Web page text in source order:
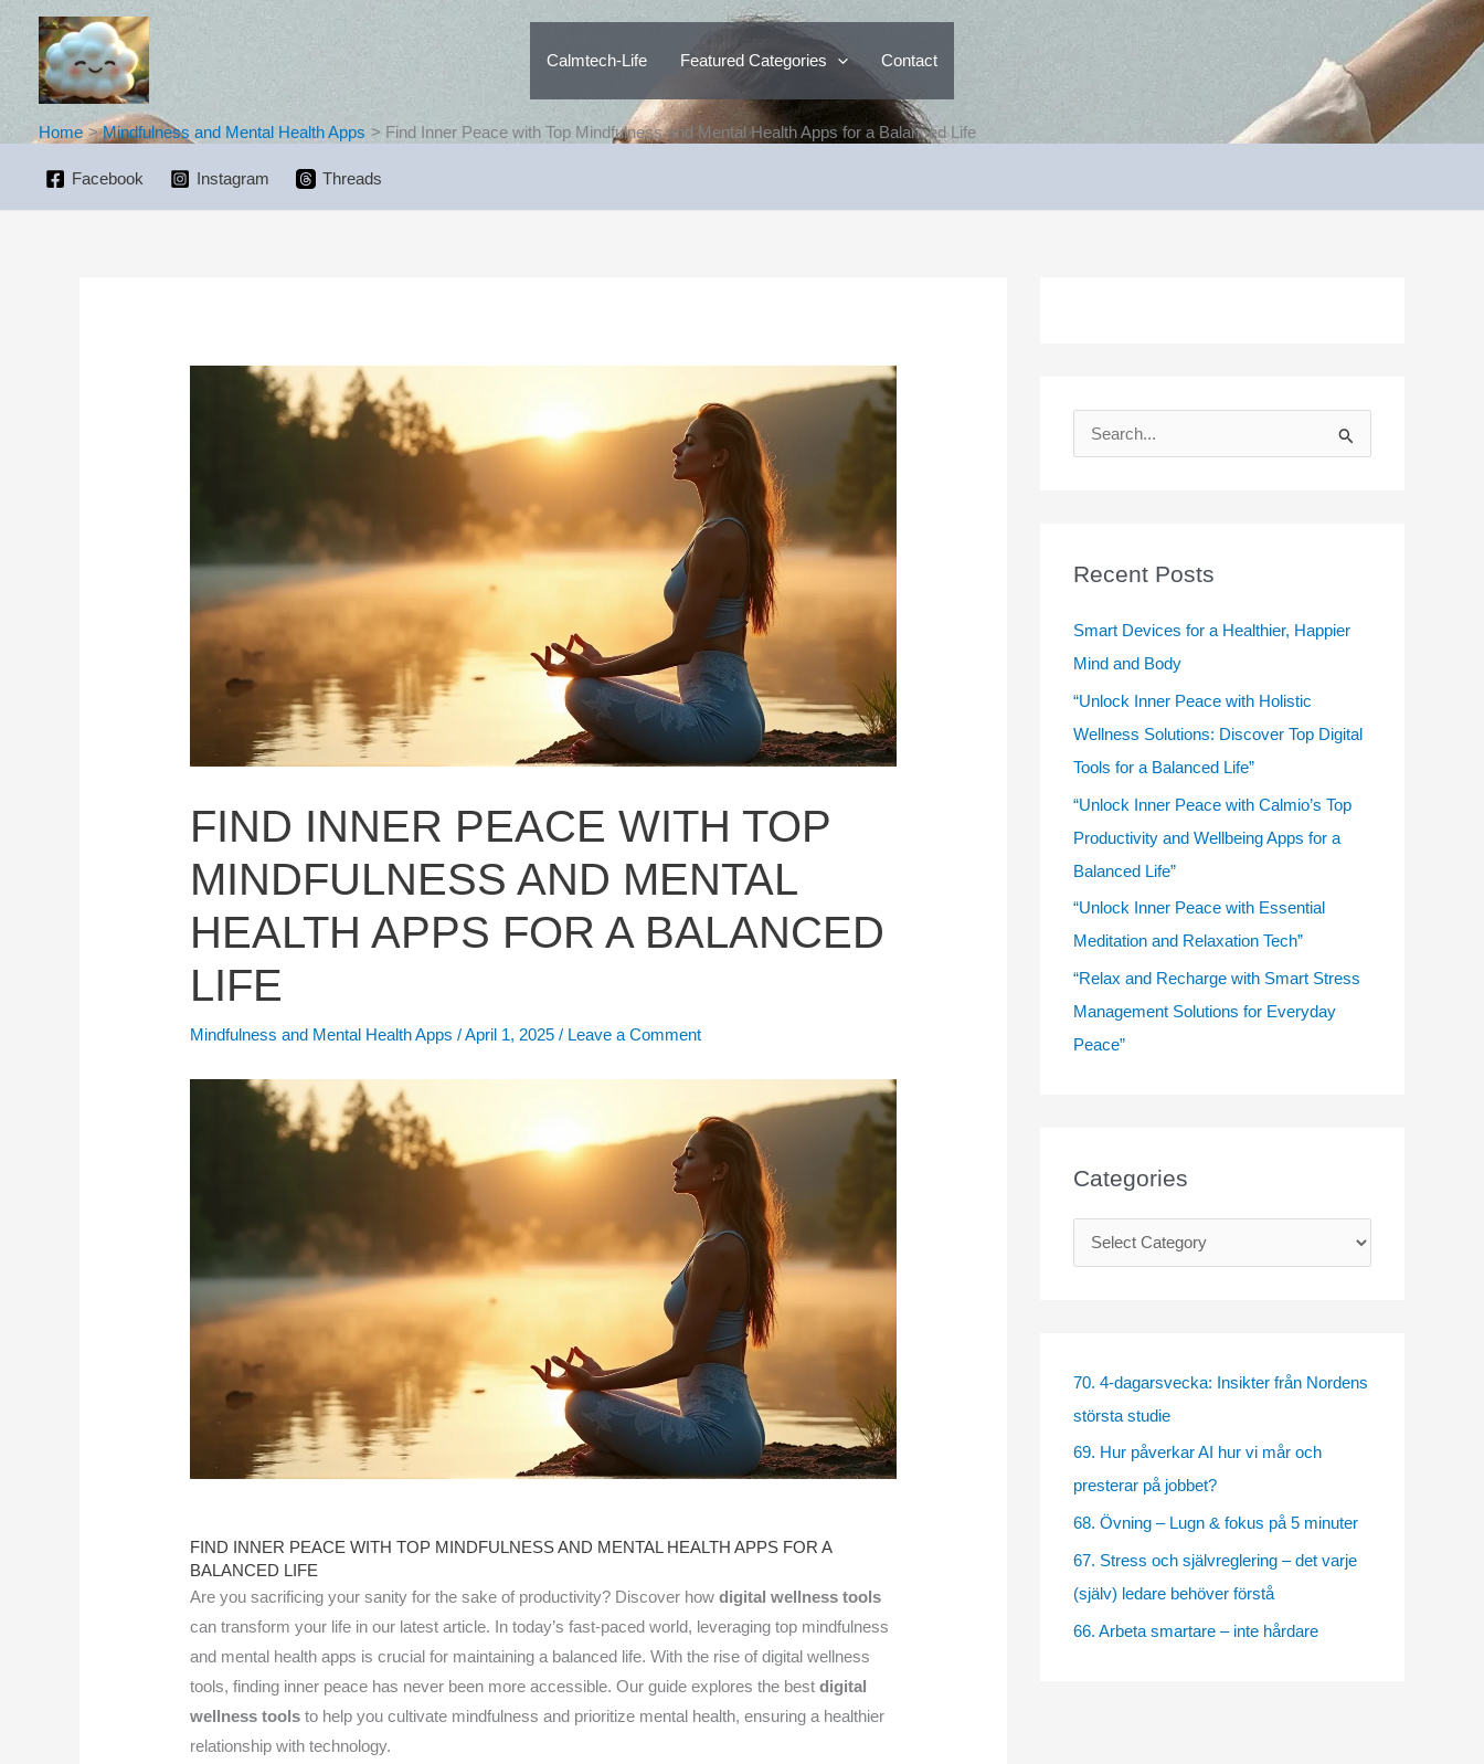
content
Calmtech-Life Featured Categories Contact
Home Mindfulness and Mental Health Apps Find Inner Peace with Top Mindfulness and Mental Health Apps for a Balanced Life
Facebook Instagram Threads
FIND INNER PEACE WITH TOP
MINDFULNESS AND MENTAL
HEALTH APPS FOR A BALANCED
LIFE
Mindfulness and Mental Health Apps /April 1, 2025/ Leave a Comment
FIND INNER PEACE WITH TOP MINDFULNESS AND MENTAL HEALTH APPS FOR A
BALANCED LIFE
Are you sacrificing your sanity for the sake of productivity? Discover howdigital wellness tools
can transform your life in our latest article. In today’s fast-paced world, leveraging top mindfulness
and mental health apps is crucial for maintaining a balanced life. With the rise of digital wellness
tools, finding inner peace has never been more accessible. Our guide explores the bestdigital
wellness tools to help you cultivate mindfulness and prioritize mental health, ensuring a healthier
relationship with technology.
e
f
o
Recent Posts
Smart Devices for a Healthier, Happier
Mind and Body
“Unlock Inner Peace with Holistic
Wellness Solutions: Discover Top Digital
Tools for a Balanced Life”
“Unlock Inner Peace with Calmio’s Top
Productivity and Wellbeing Apps for a
Balanced Life”
“Unlock Inner Peace with Essential
Meditation and Relaxation Tech”
“Relax and Recharge with Smart Stress
Management Solutions for Everyday
Peace”
Categories
a
e
s
70. 4-dagarsvecka: Insikter från Nordens
största studie
69. Hur påverkar AI hur vi mår och
presterar på jobbet?
68. Övning – Lugn & fokus på 5 minuter
67. Stress och självreglering – det varje
(själv) ledare behöver förstå
66. Arbeta smartare – inte hårdare